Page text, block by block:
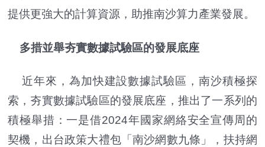
提供更強大的計算資源，助推南沙算力產業發展。
多措並舉夯實數據試驗區的發展底座
近年來，為加快建設數據試驗區，南沙積極探
索，夯實數據試驗區的發展底座，推出了一系列的
積極舉措：一是借2024年國家網絡安全宣傳周的
契機，出台政策大禮包「南沙網數九條」，扶持網